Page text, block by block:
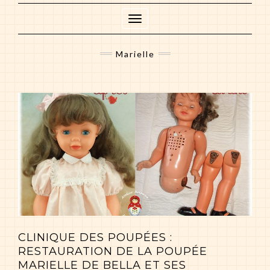
Toggle
Navigation
Marielle
CLINIQUE DES POUPÉES :
RESTAURATION DE LA POUPÉE
MARIELLE DE BELLA ET SES